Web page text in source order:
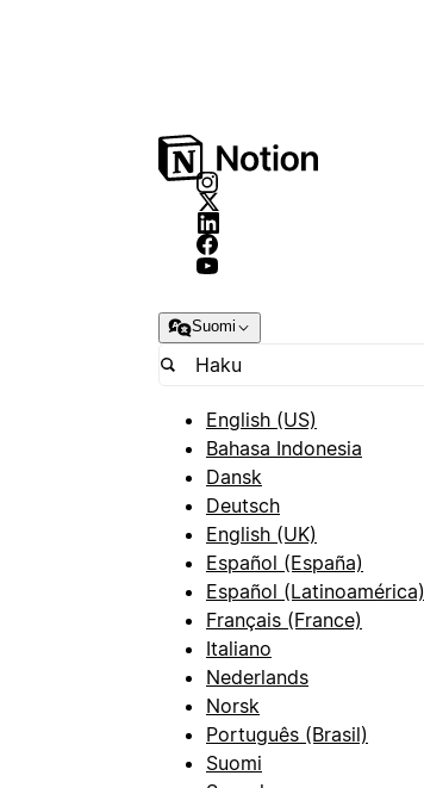
Suomi
English (US)
Bahasa Indonesia
Dansk
Deutsch
English (UK)
Español (España)
Español (Latinoamérica)
Français (France)
Italiano
Nederlands
Norsk
Português (Brasil)
Suomi